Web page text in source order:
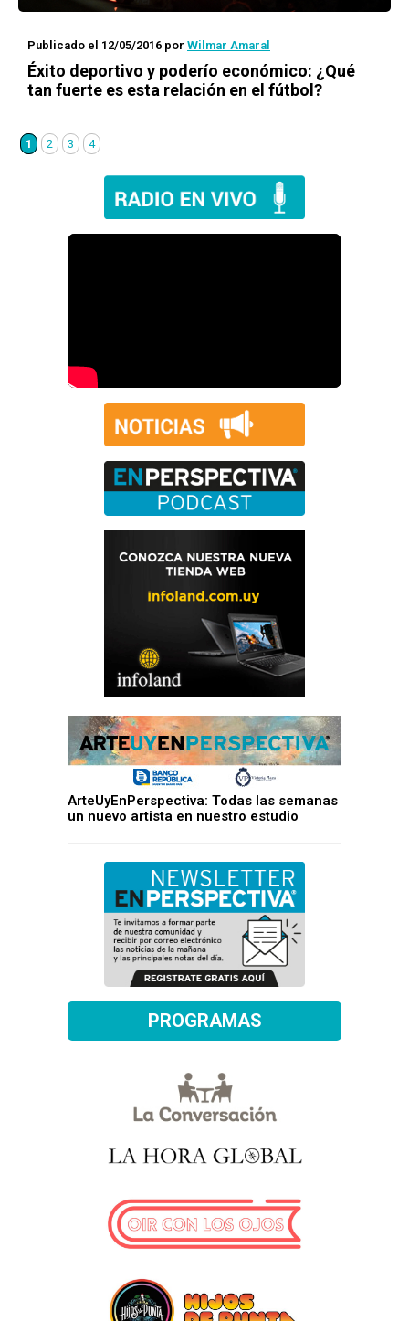
Publicado el 12/05/2016 por Wilmar Amaral
Éxito deportivo y poderío económico: ¿Qué
tan fuerte es esta relación en el fútbol?
1 2 3 4
ArteUyEnPerspectiva: Todas las semanas
un nuevo artista en nuestro estudio
PROGRAMAS